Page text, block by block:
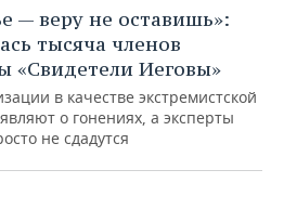
— веру не оставишь»:
тысяча членов
«Свидетели Иеговы»
в качестве экстремистской
о гонениях, а эксперты
не сдадутся